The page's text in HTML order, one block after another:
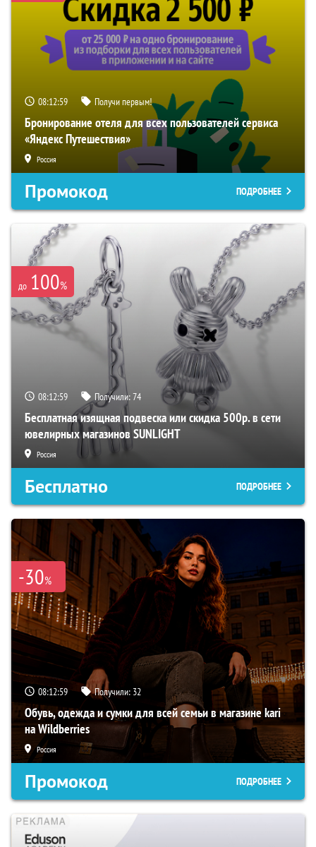
08:12:58 Получи первым!
Бронирование отеля для всех пользователей сервиса
«Яндекс Путешествия»
Россия
Промокод ПОДРОБНЕЕ
до 100%
08:12:58 Получили:74
Бесплатная изящная подвеска или скидка 500р. в сети
ювелирных магазинов SUNLIGHT
Россия
Бесплатно ПОДРОБНЕЕ
-30%
08:12:58 Получили: 32
Обувь, одежда и сумки для всей семьи в магазине kari
на Wildberries
Россия
Промокод ПОДРОБНЕЕ